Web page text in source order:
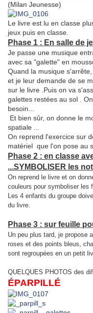
(Milan Jeunesse)
Le livre est lu en classe
jeux puis en classe.
Phase 1 : En salle de
Je passe une musique
avec sa "galette" en
Quand la musique
et je leur demande de se
sur le livre .Puis on va
galettes restées au sol .
besoin...
Et bien sûr, on donne le
spatiale ...
On reprend l'exercice sur
matériel que l'on pose au
Phase 2 : en classe
...SYMBOLISER les
On reprend le livre et on
couleurs pour symboliser les
Les 4 enfants du groupe
du livre.
Phase 3 : sur feuille
Un peu plus tard, je propose
roses et des points bleus,
sont regroupées en un petit
QUELQUES PHOTOS des
ÉPARPILLÉ